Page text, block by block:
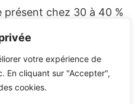
votre expérience de
En cliquant sur "Accepter",
cookies.
chez 30 à 40 %
Cela ne signifie pas que
Tout dépend